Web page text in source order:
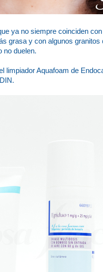
ya no siempre coinciden
grasa y con algunos
no duelen.
limpiador Aquafoam de